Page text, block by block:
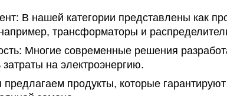
В нашей категории представлены как
трансформаторы и
Многие современные решения
затраты на электроэнергию.
продукты, которые